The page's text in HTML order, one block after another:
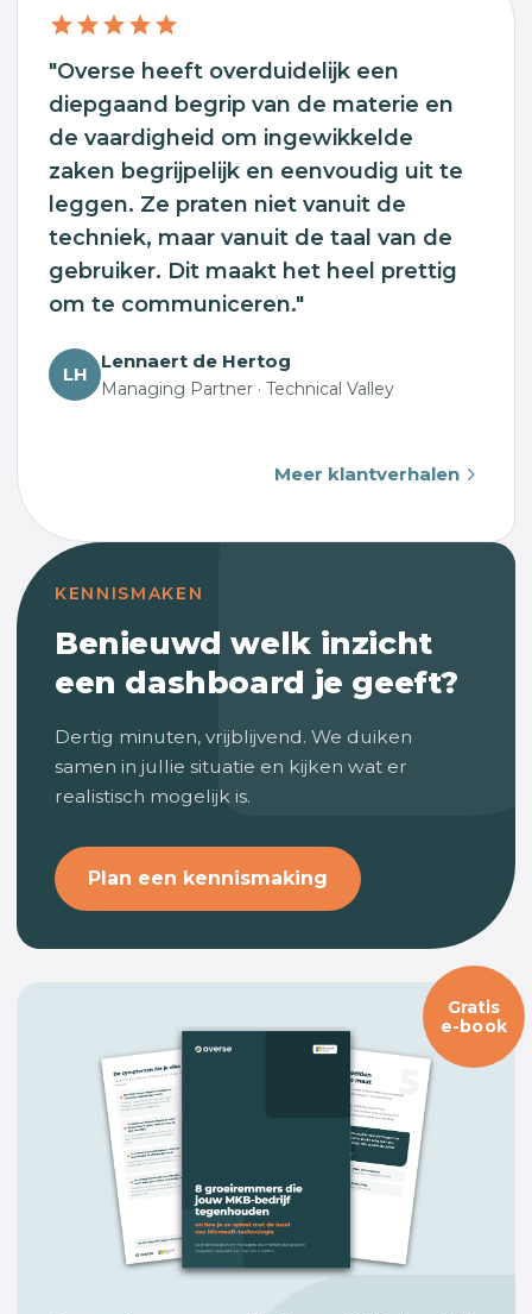
"Overse heeft overduidelijk een
diepgaand begrip van de materie en
de vaardigheid om ingewikkelde
zaken begrijpelijk en eenvoudig uit te
leggen. Ze praten niet vanuit de
techniek, maar vanuit de taal van de
gebruiker. Dit maakt het heel prettig
om te communiceren."
LH
Lennaert de Hertog
Managing Partner · Technical Valley
Meer klantverhalen
KENNISMAKEN
Benieuwd welk inzicht
een dashboard je geeft?
Dertig minuten, vrijblijvend. We duiken
samen in jullie situatie en kijken wat er
realistisch mogelijk is.
Plan een kennismaking
Gratis
e-book